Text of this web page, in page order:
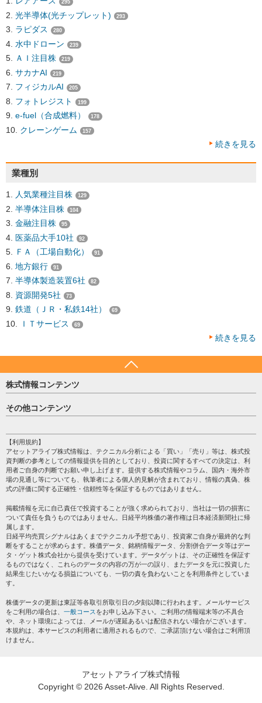
295
光半導体(光チップレット) 293
ラピダス 280
水中ドローン 239
ＡＩ注目株 219
サカナAI 219
フィジカルAI 205
フォトレジスト 199
e-fuel（合成燃料） 178
クレーンゲーム 157
続きを見る
業種別
人気業種注目株 129
半導体注目株 104
金融注目株 95
医薬品大手10社 92
ＦＡ（工場自動化） 91
地方銀行 91
半導体製造装置6社 82
資源開発5社 73
鉄道（ＪＲ・私鉄14社） 69
ＩＴサービス 69
続きを見る
株式情報コンテンツ
日経平均
売買シグナル
株テーマ情報
海外市況
投資カレンダー
格付け情報
その他コンテンツ
個人情報保護方針
プライバシーポリシー
会社案内
サイトマップ
過去データ
【利用規約】
アセットアライブ株式情報は、テクニカル分析による「買い」「売り」等は、株式投
資判断の参考としての情報提供を目的としており、投資に関するすべての決定は、利
用者ご自身の判断でお願い申し上げます。提供する株式情報やコラム、国内・海外市
場の見通し等についても、執筆者による個人的見解が含まれており、情報の真偽、株
式の評価に関する正確性・信頼性等を保証するものではありません。
掲載情報を元に自己責任で投資することが強く求められており、当社は一切の損害に
ついて責任を負うものではありません。日経平均株価の著作権は日本経済新聞社に帰
属します。
日経平均売買シグナルはあくまでテクニカル予想であり、投資家ご自身が最終的な判
断をすることが求めらます。株価データ、銘柄情報データ、分割併合データ等はデー
タ・ゲット株式会社から提供を受けています。データゲットは、その正確性を保証す
るものではなく、これらのデータの内容の万が一の誤り、またデータを元に投資した
結果生じたいかなる損益についても、一切の責を負わないことを利用条件としていま
す。
株価データの更新は東証等各取引所取引日の夕刻以降に行われます。メールサービス
をご利用の場合は、 一般コース をお申し込み下さい。ご利用の情報端末等の不具合
や、ネット環境によっては、メールが遅延あるいは配信されない場合がございます。
本規約は、本サービスの利用者に適用されるもので、ご承諾頂けない場合はご利用頂
けません。
アセットアライブ株式情報
Copyright © 2026 Asset-Alive. All Rights Reserved.